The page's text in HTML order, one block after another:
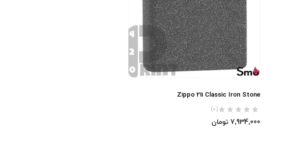
Zippo 211 Classic Iron Stone
(0)
7,934,000 تومان